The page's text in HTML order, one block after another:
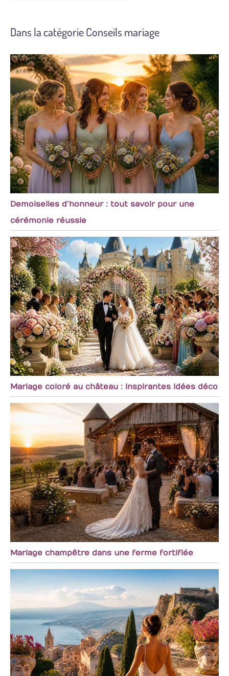
Dans la catégorie Conseils mariage
Demoiselles d’honneur : tout savoir pour une
cérémonie réussie
Mariage coloré au château : inspirantes idées déco
Mariage champêtre dans une ferme fortifiée